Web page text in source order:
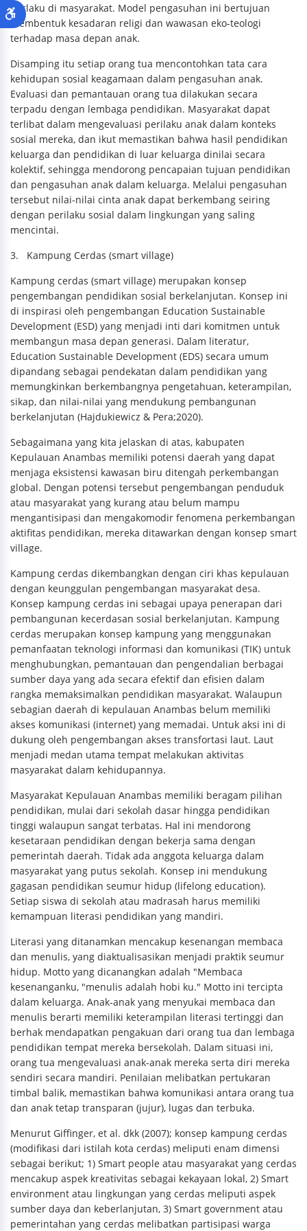
berlaku di masyarakat. Model pengasuhan ini bertujuan
membentuk kesadaran religi dan wawasan eko-teologi
terhadap masa depan anak.
Disamping itu setiap orang tua mencontohkan tata cara
kehidupan sosial keagamaan dalam pengasuhan anak.
Evaluasi dan pemantauan orang tua dilakukan secara
terpadu dengan lembaga pendidikan. Masyarakat dapat
terlibat dalam mengevaluasi perilaku anak dalam konteks
sosial mereka, dan ikut memastikan bahwa hasil pendidikan
keluarga dan pendidikan di luar keluarga dinilai secara
kolektif, sehingga mendorong pencapaian tujuan pendidikan
dan pengasuhan anak dalam keluarga. Melalui pengasuhan
tersebut nilai-nilai cinta anak dapat berkembang seiring
dengan perilaku sosial dalam lingkungan yang saling
mencintai.
3. Kampung Cerdas (smart village)
Kampung cerdas (smart village) merupakan konsep
pengembangan pendidikan sosial berkelanjutan. Konsep ini
di inspirasi oleh pengembangan Education Sustainable
Development (ESD) yang menjadi inti dari komitmen untuk
membangun masa depan generasi. Dalam literatur,
Education Sustainable Development (EDS) secara umum
dipandang sebagai pendekatan dalam pendidikan yang
memungkinkan berkembangnya pengetahuan, keterampilan,
sikap, dan nilai-nilai yang mendukung pembangunan
berkelanjutan (Hajdukiewicz & Pera;2020).
Sebagaimana yang kita jelaskan di atas, kabupaten
Kepulauan Anambas memiliki potensi daerah yang dapat
menjaga eksistensi kawasan biru ditengah perkembangan
global. Dengan potensi tersebut pengembangan penduduk
atau masyarakat yang kurang atau belum mampu
mengantisipasi dan mengakomodir fenomena perkembangan
aktifitas pendidikan, mereka ditawarkan dengan konsep smart
village.
Kampung cerdas dikembangkan dengan ciri khas kepulauan
dengan keunggulan pengembangan masyarakat desa.
Konsep kampung cerdas ini sebagai upaya penerapan dari
pembangunan kecerdasan sosial berkelanjutan. Kampung
cerdas merupakan konsep kampung yang menggunakan
pemanfaatan teknologi informasi dan komunikasi (TIK) untuk
menghubungkan, pemantauan dan pengendalian berbagai
sumber daya yang ada secara efektif dan efisien dalam
rangka memaksimalkan pendidikan masyarakat. Walaupun
sebagian daerah di kepulauan Anambas belum memiliki
akses komunikasi (internet) yang memadai. Untuk aksi ini di
dukung oleh pengembangan akses transfortasi laut. Laut
menjadi medan utama tempat melakukan aktivitas
masyarakat dalam kehidupannya.
Masyarakat Kepulauan Anambas memiliki beragam pilihan
pendidikan, mulai dari sekolah dasar hingga pendidikan
tinggi walaupun sangat terbatas. Hal ini mendorong
kesetaraan pendidikan dengan bekerja sama dengan
pemerintah daerah. Tidak ada anggota keluarga dalam
masyarakat yang putus sekolah. Konsep ini mendukung
gagasan pendidikan seumur hidup (lifelong education).
Setiap siswa di sekolah atau madrasah harus memiliki
kemampuan literasi pendidikan yang mandiri.
Literasi yang ditanamkan mencakup kesenangan membaca
dan menulis, yang diaktualisasikan menjadi praktik seumur
hidup. Motto yang dicanangkan adalah "Membaca
kesenanganku, "menulis adalah hobi ku." Motto ini tercipta
dalam keluarga. Anak-anak yang menyukai membaca dan
menulis berarti memiliki keterampilan literasi tertinggi dan
berhak mendapatkan pengakuan dari orang tua dan lembaga
pendidikan tempat mereka bersekolah. Dalam situasi ini,
orang tua mengevaluasi anak-anak mereka serta diri mereka
sendiri secara mandiri. Penilaian melibatkan pertukaran
timbal balik, memastikan bahwa komunikasi antara orang tua
dan anak tetap transparan (jujur), lugas dan terbuka.
Menurut Giffinger, et al. dkk (2007); konsep kampung cerdas
(modifikasi dari istilah kota cerdas) meliputi enam dimensi
sebagai berikut; 1) Smart people atau masyarakat yang cerdas
mencakup aspek kreativitas sebagai kekayaan lokal, 2) Smart
environment atau lingkungan yang cerdas meliputi aspek
sumber daya dan keberlanjutan, 3) Smart government atau
pemerintahan yang cerdas melibatkan partisipasi warga